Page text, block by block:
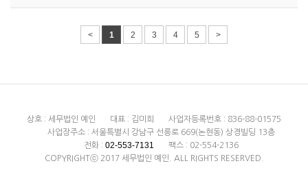
< 1 2 3 4 5 >
상호 : 세무법인 예인 대표 : 김미희
사업자등록번호 : 836-88-01575
사업장주소 : 서울특별시 강남구 선릉로 669(논현동) 상경빌딩 13층
전화 : 02-553-7131
팩스 : 02-554-2136
COPYRIGHTⓒ 2017 세무법인 예인. ALL RIGHTS RESERVED.